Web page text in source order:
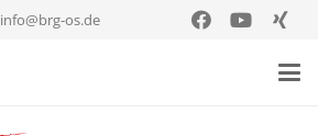
info@brg-os.de